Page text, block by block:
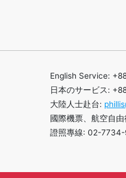
English Service:
日本のサービス:
大陸人士赴台:
國際機票、航空自
證照專線: 02-